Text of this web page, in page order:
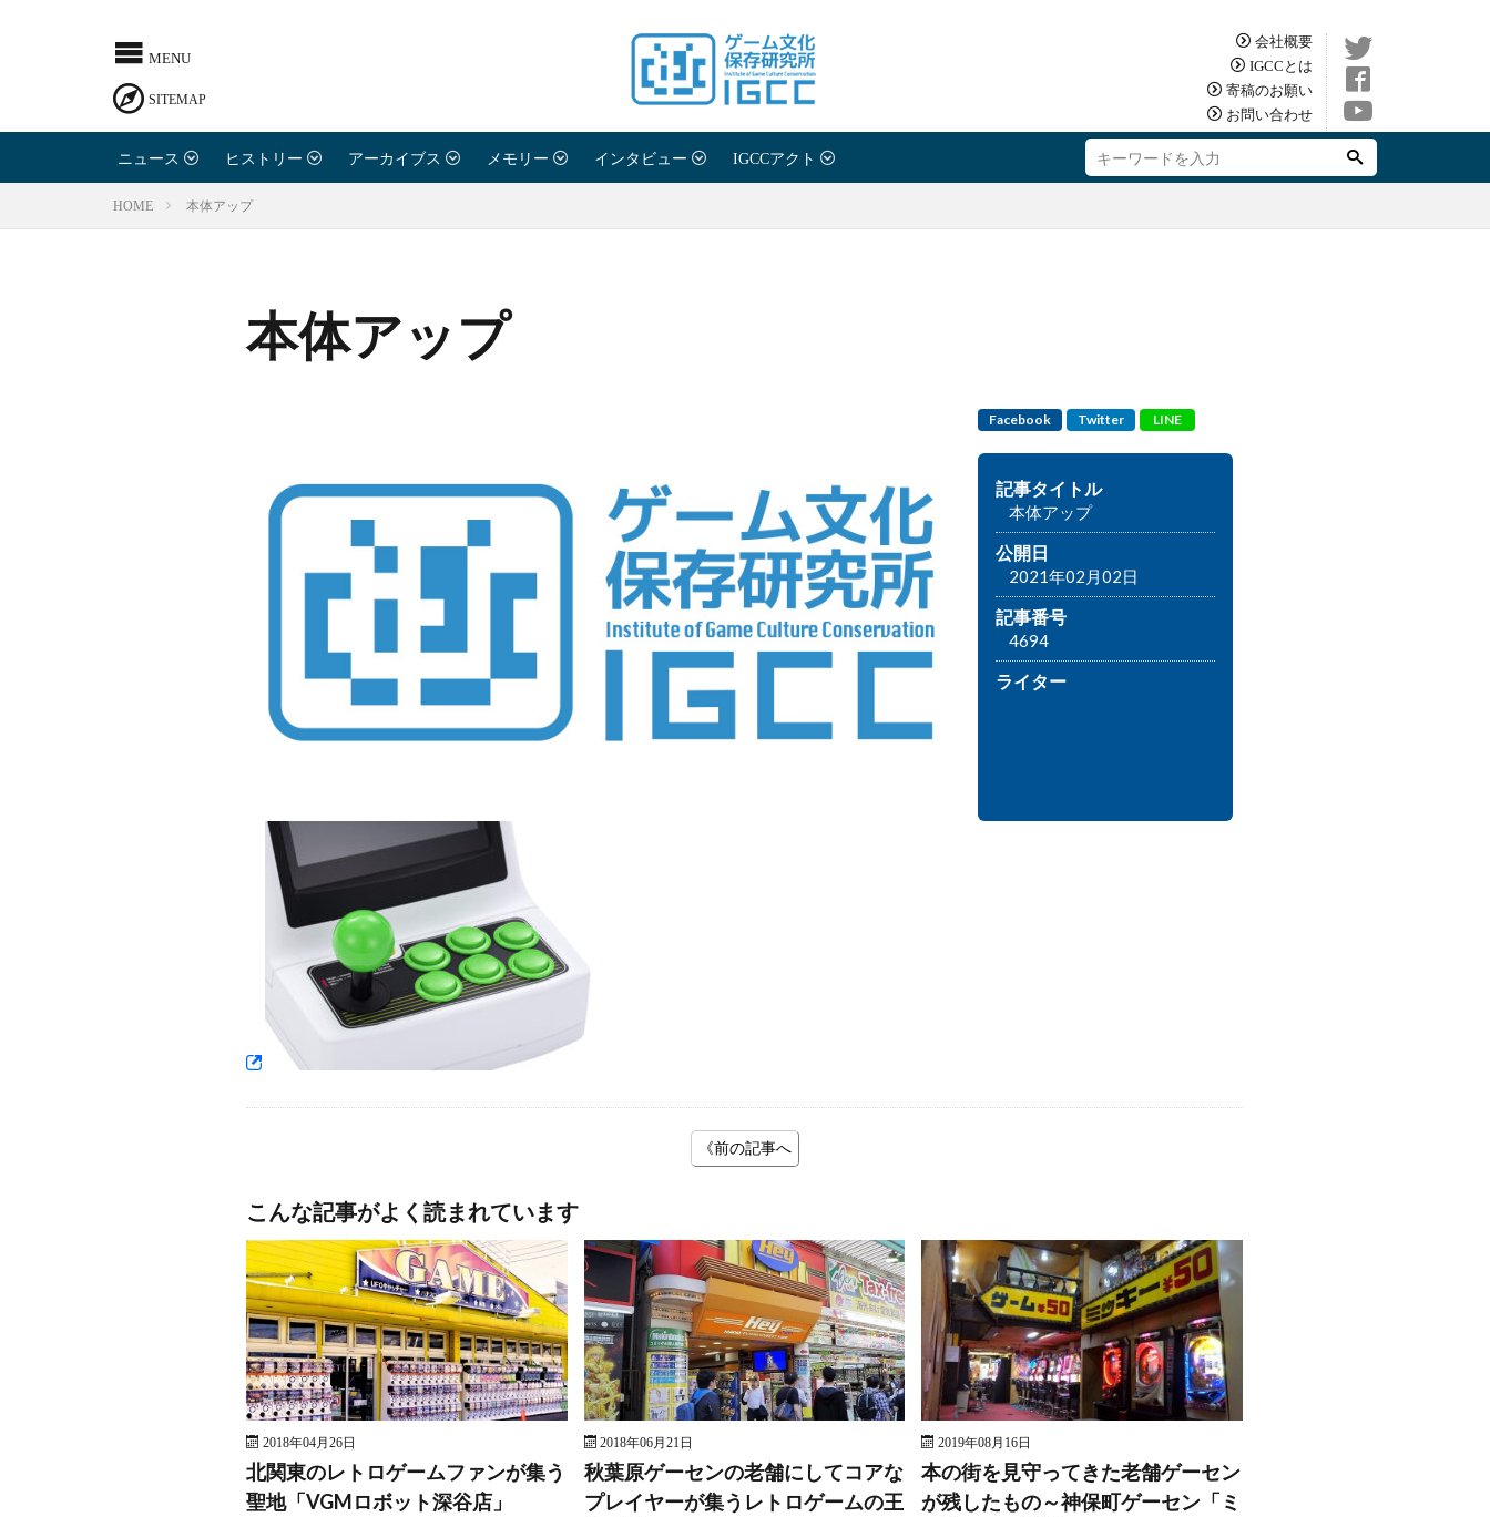
会社概要
IGCCとは
寄稿のお願い
お問い合わせ
ニュース ヒストリー アーカイブス メモリー インタビュー IGCCアクト
HOME 本体アップ
本体アップ
Facebook Twitter LINE
記事タイトル
本体アップ
公開日
2021年02月02日
記事番号
4694
ライター
《前の記事へ
こんな記事がよく読まれています
2018年04月26日
北関東のレトロゲームファンが集う
聖地「VGMロボット深谷店」
2018年06月21日
秋葉原ゲーセンの老舗にしてコアな
プレイヤーが集うレトロゲームの王
2019年08月16日
本の街を見守ってきた老舗ゲーセン
が残したもの～神保町ゲーセン「ミ